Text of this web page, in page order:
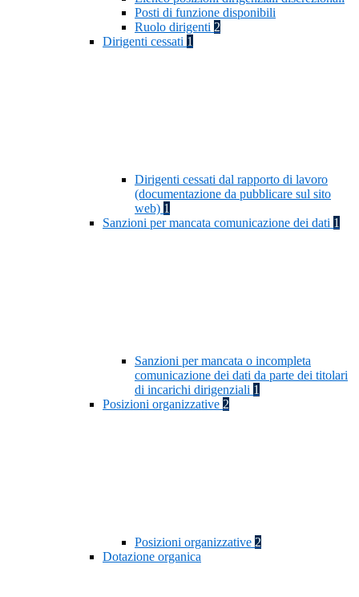
Posti di funzione disponibili
Ruolo dirigenti 2
Dirigenti cessati 1
Dirigenti cessati dal rapporto di lavoro
(documentazione da pubblicare sul sito
web) 1
Sanzioni per mancata comunicazione dei dati 1
Sanzioni per mancata o incompleta
comunicazione dei dati da parte dei titolari
di incarichi dirigenziali 1
Posizioni organizzative 2
Posizioni organizzative 2
Dotazione organica